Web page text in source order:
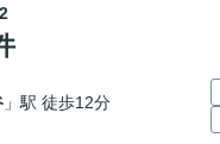
」駅 徒歩12分